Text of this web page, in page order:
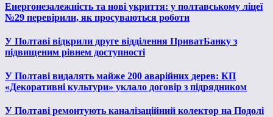
Енергонезалежність та нові укриття: у полтавському ліцеї
№29 перевірили, як просуваються роботи
У Полтаві відкрили друге відділення ПриватБанку з
підвищеним рівнем доступності
У Полтаві видалять майже 200 аварійних дерев: КП
«Декоративні культури» уклало договір з підрядником
У Полтаві ремонтують каналізаційний колектор на Подолі